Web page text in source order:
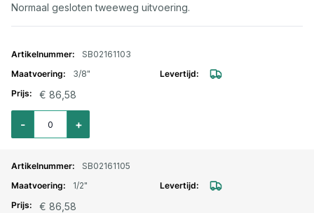
Normaal gesloten tweeweg uitvoering.
SB02161103
3/8"
€ 86,58
Aantal voor Magneetventiel 2/2 weg messing NC NBR 230 V AC 3/8"
+
-
SB02161105
1/2"
€ 86,58